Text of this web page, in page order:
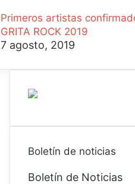
Primeros artistas
GRITA ROCK 2019
7 agosto, 2019
Boletín de noticias
Boletín de Noticias